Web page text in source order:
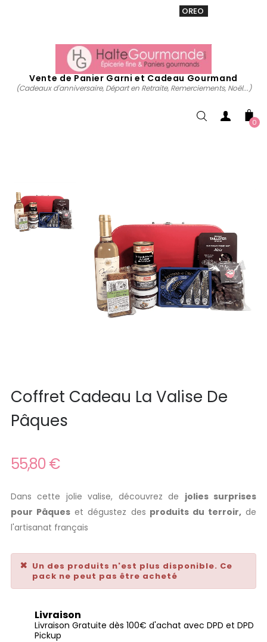
OREO
Vente de Panier Garni et Cadeau Gourmand
(Cadeaux d'anniversaire, Départ en Retraite, Remerciements, Noël...)
0
Coffret Cadeau La Valise De
Pâques
55,80 €
Dans cette jolie valise, découvrez de jolies surprises
pour Pâques et dégustez des produits du terroir,de
l'artisanat français
Un des produits n'est plus disponible. Ce
pack ne peut pas être acheté
Livraison
Livraison Gratuite dès 100€ d'achat avec DPD et DPD
Pickup